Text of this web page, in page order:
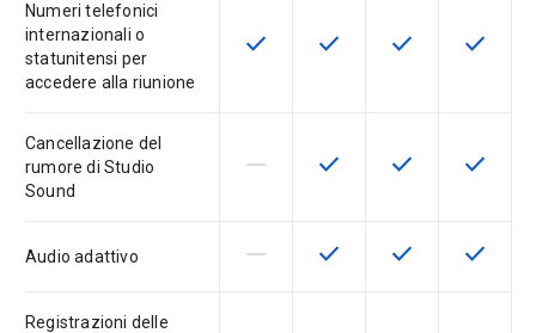
Numeri telefonici
internazionali o
statunitensi per
accedere alla riunione
Questa funzionalità è disponibile
check Questa funzionalità è
check Questa
check Questa
check
Cancellazione del
rumore di Studio
Sound
La funzionalità non è supportata
horizontal_rule Questa funzionalità è
check Questa
check Questa
check
Audio adattivo La funzionalità non è supportata
horizontal_rule Questa funzionalità è
check Questa
check Questa
check
Registrazioni delle